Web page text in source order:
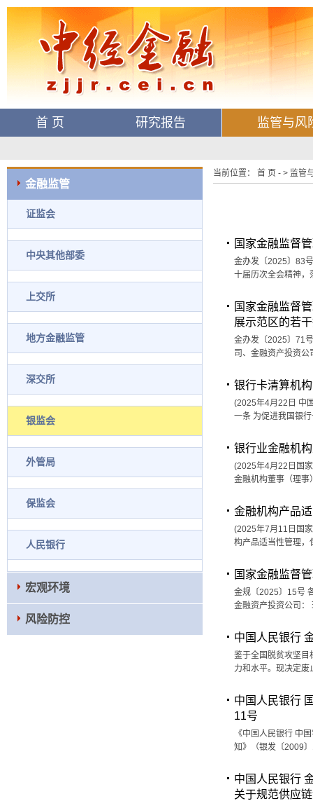
首 页 研究报告 监管与风
金融监管
证监会
中央其他部委
上交所
地方金融监管
深交所
银监会
外管局
保监会
人民银行
宏观环境
风险防控
当前位置： 首 页 - > 监管
国家金融监督
金办发〔2025〕83
十届历次全会精神
国家金融监督
展示范区的若
金办发〔2025〕71
司、金融资产投资
银行卡清算机
(2025年4月22日 中
一条 为促进我国银
银行业金融机
(2025年4月22日国
金融机构董事（理
金融机构产品
(2025年7月11日国
构产品适当性管理
国家金融监督
金规〔2025〕15号
金融资产投资公司
中国人民银行
鉴于全国脱贫攻坚目
力和水平。现决定
中国人民银行
11号
《中国人民银行 中
知》（银发〔2009
中国人民银行
关于规范供应